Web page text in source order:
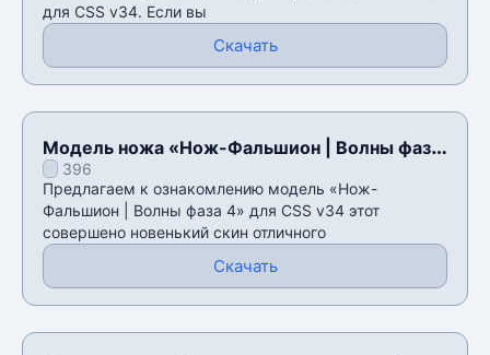
для CSS v34. Если вы
Скачать
Модель ножа «Нож-Фальшион | Волны фаза
4» для CSS v34
396
Предлагаем к ознакомлению модель «Нож-
Фальшион | Волны фаза 4» для CSS v34 этот
совершено новенький скин отличного
Скачать